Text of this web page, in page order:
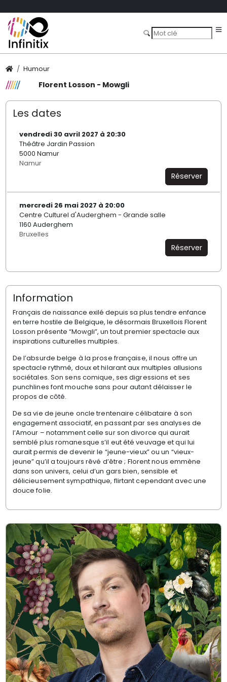
Humour
Florent Losson - Mowgli
Les dates
vendredi 30 avril 2027 à 20:30
Théâtre Jardin Passion
5000 Namur
Namur
Réserver
mercredi 26 mai 2027 à 20:00
Centre Culturel d'Auderghem - Grande salle
1160 Auderghem
Bruxelles
Réserver
Information
Français de naissance exilé depuis sa plus tendre enfance
en terre hostile de Belgique, le désormais Bruxellois Florent
Losson présente “Mowgli”, un tout premier spectacle aux
inspirations culturelles multiples.
De l’absurde belge à la prose française, il nous offre un
spectacle rythmé, doux et hilarant aux multiples allusions
sociétales. Son sens comique, ses digressions et ses
punchlines font mouche sans pour autant délaisser le
propos de côté.
De sa vie de jeune oncle trentenaire célibataire à son
engagement associatif, en passant par ses analyses de
l’Amour – notamment celle sur son divorce qui aurait
semblé plus romanesque s’il eut été veuvage et qui lui
aurait permis de devenir le “jeune-vieux” ou un “vieux-
jeune” qu’il a toujours rêvé d’être ; Florent nous emmène
dans son univers, celui d’un gars bien, sensible et
délicieusement sympathique, flirtant cependant avec une
douce folie.